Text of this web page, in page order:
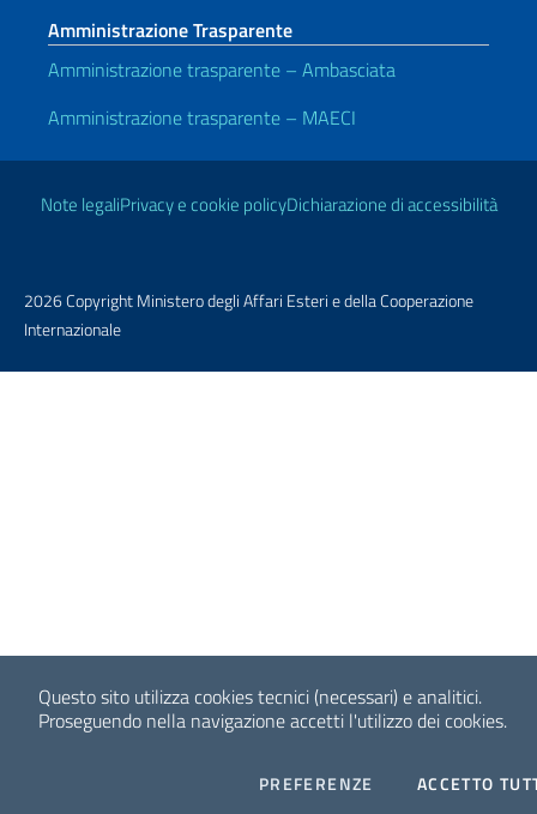
Questo sito utilizza cookies tecnici (necessari) e analitici.
Proseguendo nella navigazione accetti l'utilizzo dei cookies.
PREFERENZE COOKIESACCETTO
Amministrazione Trasparente
Amministrazione trasparente – Ambasciata
Amministrazione trasparente – MAECI
Link Utili
Note legaliPrivacy e cookie policyDichiarazione di accessibilità
2026 Copyright Ministero degli Affari Esteri e della Cooperazione
Internazionale